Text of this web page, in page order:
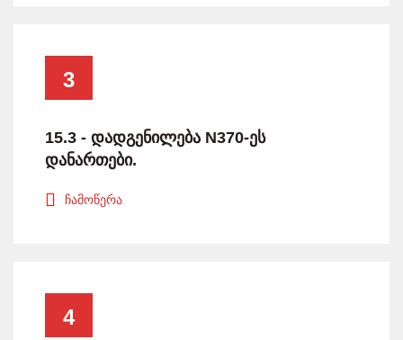
3
15.3 - დადგენილება N370-ეს
დანართები.
ჩამოწერა
4